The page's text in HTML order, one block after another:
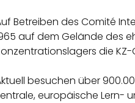
Betreiben des Comité
auf dem Gelände des
die
besuchen über
europäische Lern-